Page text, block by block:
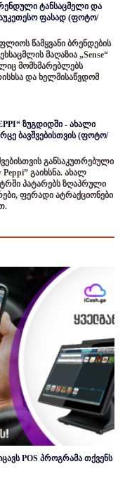
ტანსაცმელი და
ფასად (ფოტო/
წამყვანი ბრენდების
მაღაზია „Sense“
მომხმარებლებს
და ხელმისაწვდომ
ზუგდიდში - ახალი
ბავშვებისთვის (ფოტო/
განსაკუთრებული
Peppi” გაიხსნა. ახალ
პატარებს ზღაპრული
ფერადი ატრაქციონები
POS პროგრამა თქვენს